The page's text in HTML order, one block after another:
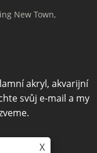
New Town,
akryl, akvarijní
svůj e-mail a my
X